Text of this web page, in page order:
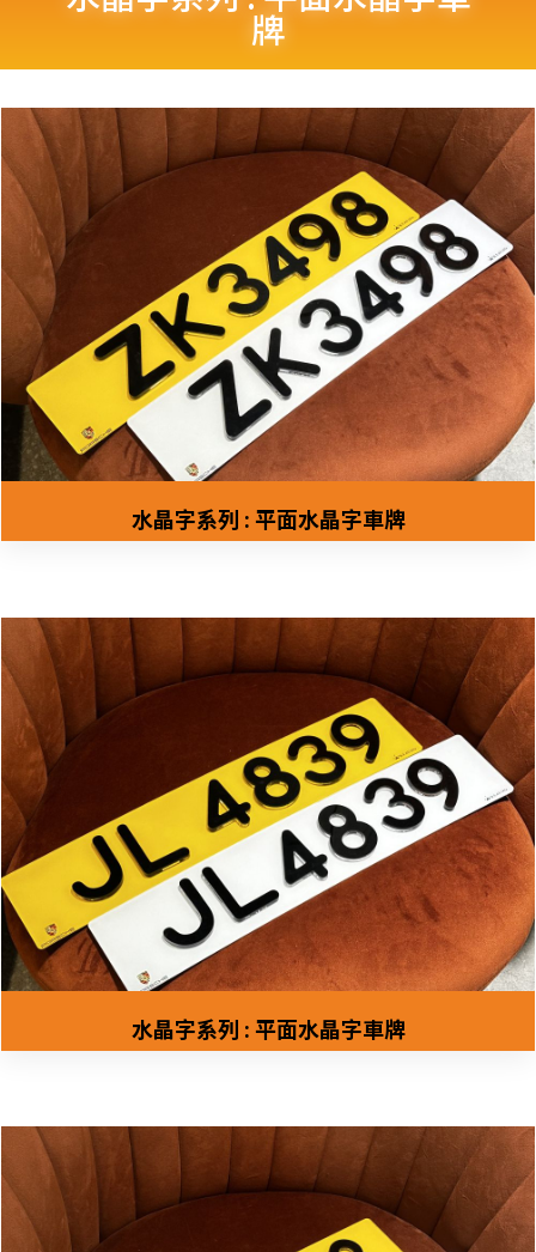
牌
水晶字系列 : 平面水晶字車牌
水晶字系列 : 平面水晶字車牌